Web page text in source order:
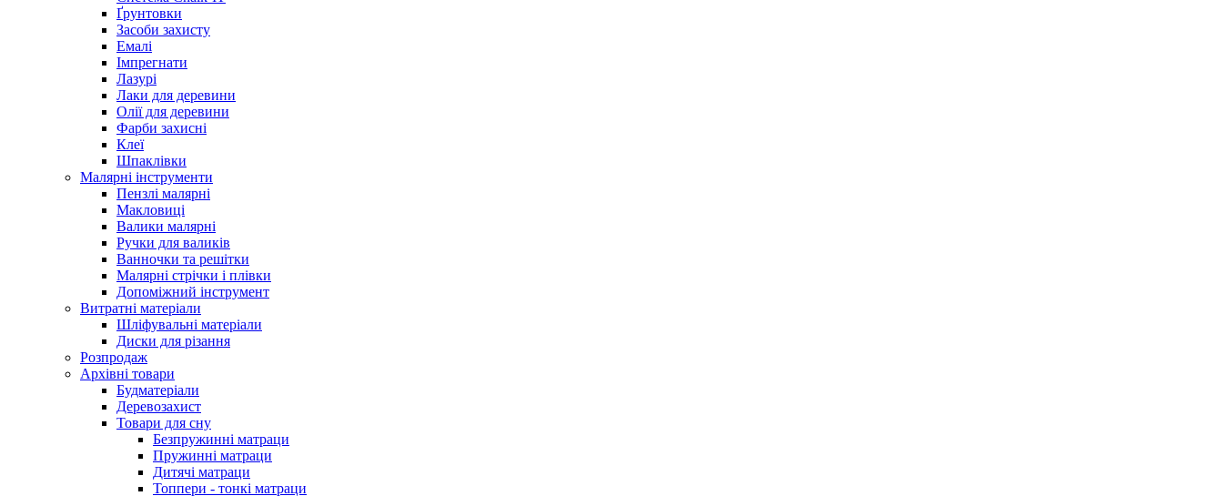
Ґрунтовки
Засоби захисту
Емалі
Імпрегнати
Лазурі
Лаки для деревини
Олії для деревини
Фарби захисні
Клеї
Шпаклівки
Малярні інструменти
Пензлі малярні
Макловиці
Валики малярні
Ручки для валиків
Ванночки та решітки
Малярні стрічки і плівки
Допоміжний інструмент
Витратні матеріали
Шліфувальні матеріали
Диски для різання
Розпродаж
Архівні товари
Будматеріали
Деревозахист
Товари для сну
Безпружинні матраци
Пружинні матраци
Дитячі матраци
Топпери - тонкі матраци